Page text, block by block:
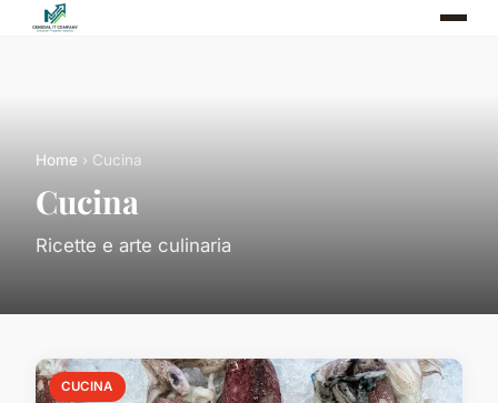
Home › Cucina
Cucina
Ricette e arte culinaria
CUCINA